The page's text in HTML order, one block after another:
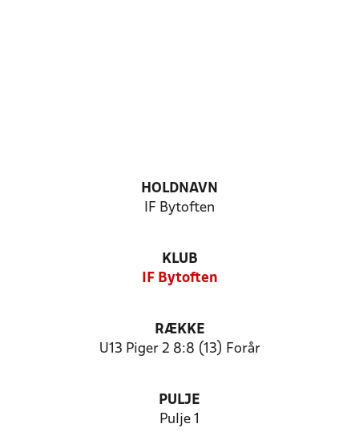
HOLDNAVN
IF Bytoften
KLUB
IF Bytoften
RÆKKE
U13 Piger 2 8:8 (13) Forår
PULJE
Pulje 1